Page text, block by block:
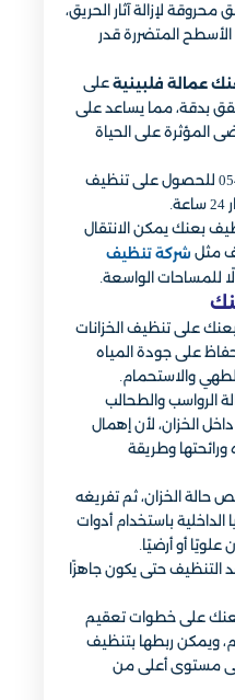
لإزالة آثار الحريق،
الأسطح المتضررة قدر
عمالة فلبينية على
بدقة، مما يساعد على
المؤثرة على الحياة
ويمكنك الاتصال على 0548145142 للحصول على تنظيف
بعنك يمكن الانتقال
مثل شركة تنظيف
للمساحات الواسعة.
على تنظيف الخزانات
على جودة المياه
والاستحمام.
الرواسب والطحالب
الخزان، لأن إهمال
ورائحتها وطريقة
الخزان، ثم تفريغه
الداخلية باستخدام أدوات
أو أرضيًا.
التنظيف حتى يكون جاهزًا
على خطوات تعقيم
ويمكن ربطها بتنظيف
مستوى أعلى من